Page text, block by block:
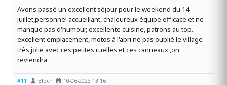
Avons passé un excellent séjour pour le weekend du 14
juillet,personnel accueillant, chaleureux équipe efficace et ne
manque pas d'humour, excellente cuisine, patrons au top.
excellent emplacement, motos à l'abri ne pas oublié le village
très jolie avec ces petites ruelles et ces canneaux ,on
reviendra
#11 Bloch 10-06-2023 13:16